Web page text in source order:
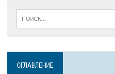
ОГЛАВЛЕНИЕ